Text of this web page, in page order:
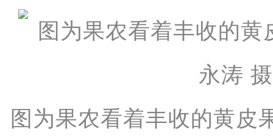
图为果农看着丰收的黄皮